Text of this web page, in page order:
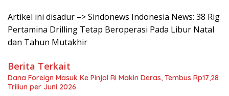
Artikel ini disadur –> Sindonews Indonesia News: 38 Rig
Pertamina Drilling Tetap Beroperasi Pada Libur Natal
dan Tahun Mutakhir
Berita Terkait
Dana Foreign Masuk Ke Pinjol RI Makin Deras, Tembus Rp17,28
Triliun per Juni 2026